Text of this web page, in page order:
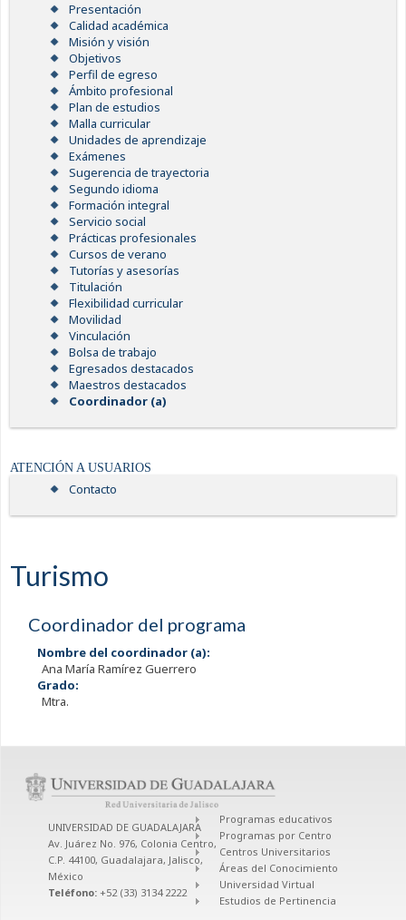
Presentación
Calidad académica
Misión y visión
Objetivos
Perfil de egreso
Ámbito profesional
Plan de estudios
Malla curricular
Unidades de aprendizaje
Exámenes
Sugerencia de trayectoria
Segundo idioma
Formación integral
Servicio social
Prácticas profesionales
Cursos de verano
Tutorías y asesorías
Titulación
Flexibilidad curricular
Movilidad
Vinculación
Bolsa de trabajo
Egresados destacados
Maestros destacados
Coordinador (a)
ATENCIÓN A USUARIOS
Contacto
Turismo
Coordinador del programa
Nombre del coordinador (a):
Ana María Ramírez Guerrero
Grado:
Mtra.
UNIVERSIDAD DE GUADALAJARA
Av. Juárez No. 976, Colonia Centro,
C.P. 44100, Guadalajara, Jalisco,
México
Teléfono: +52 (33) 3134 2222
Programas educativos
Programas por Centro
Centros Universitarios
Áreas del Conocimiento
Universidad Virtual
Estudios de Pertinencia